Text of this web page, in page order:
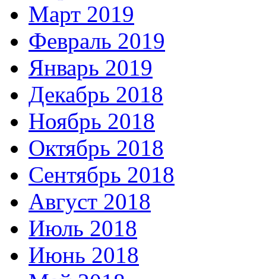
Март 2019
Февраль 2019
Январь 2019
Декабрь 2018
Ноябрь 2018
Октябрь 2018
Сентябрь 2018
Август 2018
Июль 2018
Июнь 2018